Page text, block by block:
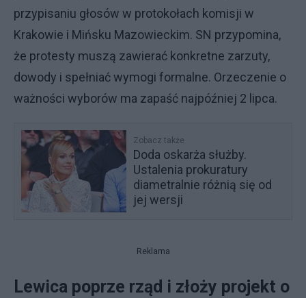
przypisaniu głosów w protokołach komisji w
Krakowie i Mińsku Mazowieckim. SN przypomina,
że protesty muszą zawierać konkretne zarzuty,
dowody i spełniać wymogi formalne. Orzeczenie o
ważności wyborów ma zapaść najpóźniej 2 lipca.
Zobacz także
Doda oskarża służby.
Ustalenia prokuratury
diametralnie różnią się od
jej wersji
Reklama
Lewica poprze rząd i złoży projekt o